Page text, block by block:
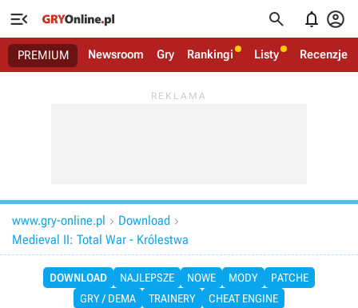
   
PREMIUM Newsroom Gry Rankingi Listy Recenzje
www.gry-online.pl  Download 
Medieval II: Total War - Królestwa
DOWNLOAD NAJLEPSZE NOWE MODY
PATCHE
GRY / DEMA
TRAINERY CHEAT ENGINE